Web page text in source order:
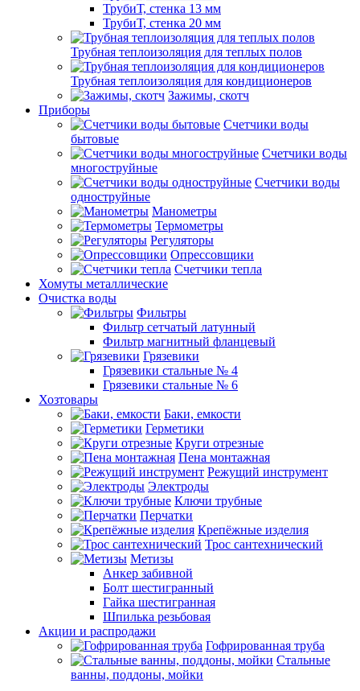
ТрубиТ, стенка 13 мм
ТрубиТ, стенка 20 мм
Трубная теплоизоляция для теплых полов
Трубная теплоизоляция для кондиционеров
Зажимы, скотч
Приборы
Счетчики воды
бытовые
Счетчики воды
многоструйные
Счетчики воды
одноструйные
Манометры
Термометры
Регуляторы
Опрессовщики
Счетчики тепла
Хомуты металлические
Очистка воды
Фильтры
Фильтр сетчатый латунный
Фильтр магнитный фланцевый
Грязевики
Грязевики стальные № 4
Грязевики стальные № 6
Хозтовары
Баки, емкости
Герметики
Круги отрезные
Пена монтажная
Режущий инструмент
Электроды
Ключи трубные
Перчатки
Крепёжные изделия
Трос сантехнический
Метизы
Анкер забивной
Болт шестигранный
Гайка шестигранная
Шпилька резьбовая
Акции и распродажи
Гофрированная труба
Стальные
ванны, поддоны, мойки